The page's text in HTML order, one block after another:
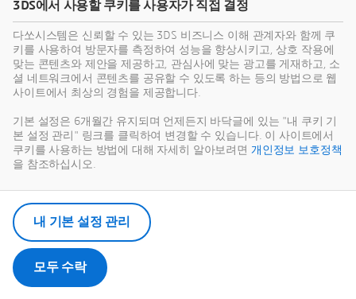
다쏘시스템코리아
포스트에 나온 토픽 알아보기
3DS에서 사용할 쿠키를 사용자가 직접 결정
다쏘시스템은 신뢰할 수 있는 3DS 비즈니스 이해 관계자와 함께 쿠
키를 사용하여 방문자를 측정하여 성능을 향상시키고, 상호 작용에
맞는 콘텐츠와 제안을 제공하고, 관심사에 맞는 광고를 게재하고, 소
셜 네트워크에서 콘텐츠를 공유할 수 있도록 하는 등의 방법으로 웹
사이트에서 최상의 경험을 제공합니다.
기본 설정은 6개월간 유지되며 언제든지 바닥글에 있는 "내 쿠키 기
본 설정 관리" 링크를 클릭하여 변경할 수 있습니다. 이 사이트에서
쿠키를 사용하는 방법에 대해 자세히 알아보려면 개인정보 보호정책
을 참조하십시오.
모두 수락
내 기본 설정 관리